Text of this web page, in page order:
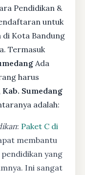
Pendidikan &
untuk
Kota Bandung
Termasuk
Ada
harus
Sumedang
adalah:
: Paket C di
membantu
yang
Ini sangat